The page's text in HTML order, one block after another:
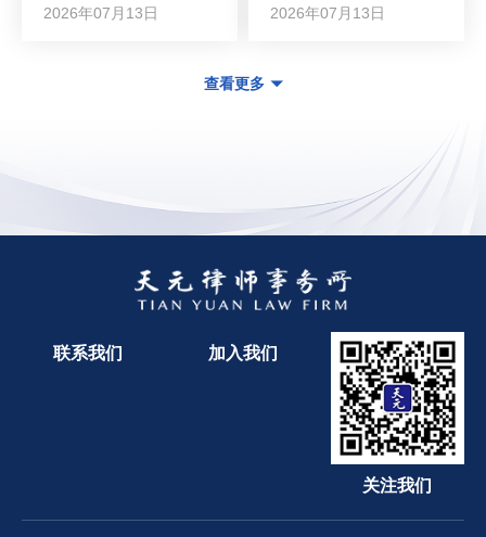
2026年07月13日 2026年07月13日
查看更多
联系我们 加入我们
关注我们